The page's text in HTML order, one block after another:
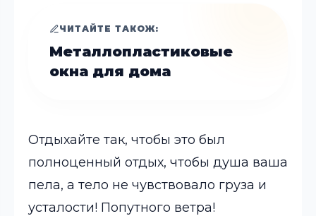
ЧИТАЙТЕ ТАКОЖ:
Металлопластиковые
окна для дома
Отдыхайте так, чтобы это был
полноценный отдых, чтобы душа ваша
пела, а тело не чувствовало груза и
усталости! Попутного ветра!